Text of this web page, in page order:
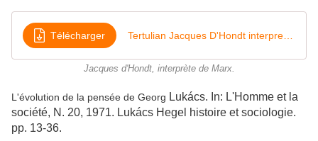
Télécharger
Jacques d'Hondt, interprète de Marx.
L'évolution de la pensée de Georg Lukács. In: L'Homme et la
société, N. 20, 1971. Lukács Hegel histoire et sociologie.
pp. 13-36.